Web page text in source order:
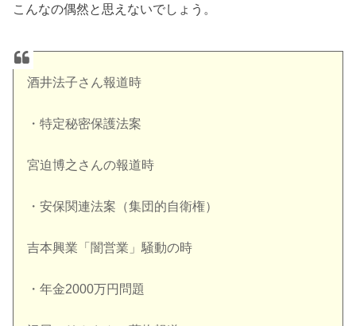
こんなの偶然と思えないでしょう。
酒井法子さん報道時
・特定秘密保護法案
宮迫博之さんの報道時
・安保関連法案（集団的自衛権）
吉本興業「闇営業」騒動の時
・年金2000万円問題